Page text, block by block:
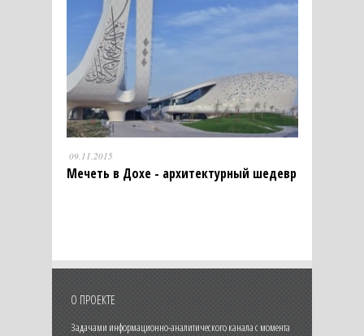
09.11.2015
Мечеть в Дохе - архитектурный шедевр
О ПРОЕКТЕ
Задачами информационно-аналитического канала с момента